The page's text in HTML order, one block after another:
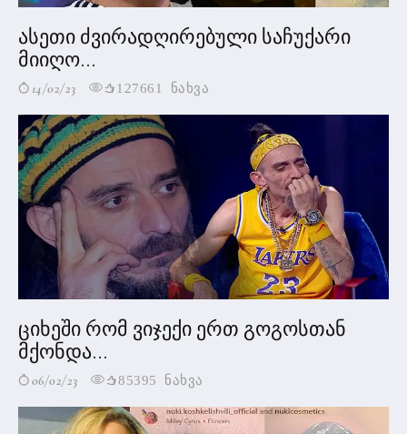
ასეთი ძვირადღირებული საჩუქარი
მიიღო...
14/02/23 127661 ნახვა
ციხეში რომ ვიჯექი ერთ გოგოსთან
მქონდა...
06/02/23 85395 ნახვა